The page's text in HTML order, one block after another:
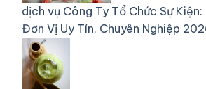
dịch vụ Công Ty Tổ Chức Sự
Đơn Vị Uy Tín, Chuyên Nghiệp